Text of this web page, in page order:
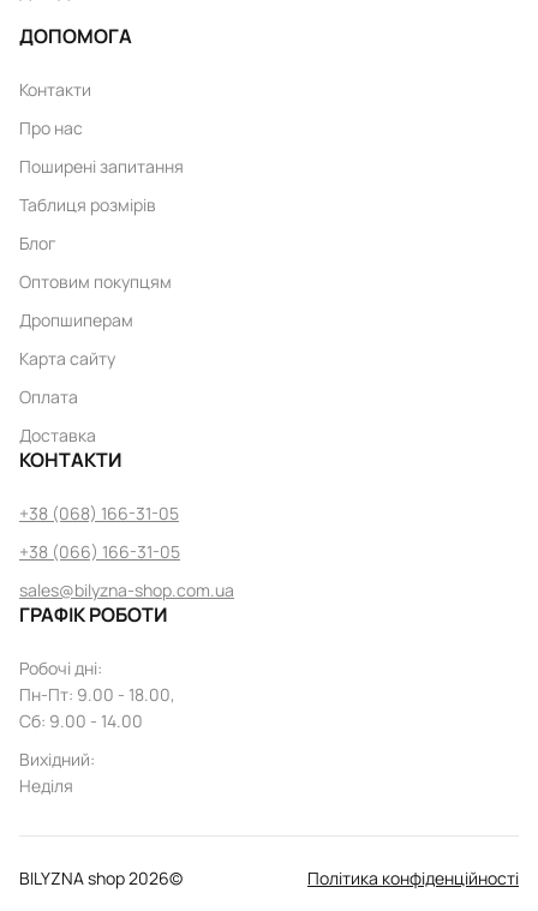
ДОПОМОГА
Контакти
Про нас
Поширені запитання
Таблиця розмірів
Блог
Оптовим покупцям
Дропшиперам
Карта сайту
Оплата
Доставка
КОНТАКТИ
+38 (068) 166-31-05
+38 (066) 166-31-05
sales@bilyzna-shop.com.ua
ГРАФІК РОБОТИ
Робочі дні:
Пн-Пт: 9.00 - 18.00,
Сб: 9.00 - 14.00
Вихідний:
Неділя
BILYZNA shop2026© Політика конфіденційності